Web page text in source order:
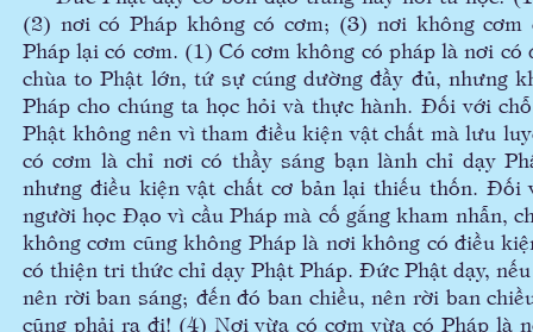
(2) nơi có Pháp không có cơm; (3) nơi không
Pháp lại có cơm. (1) Có cơm không có pháp là nơi
chùa to Phật lớn, tứ sự cúng dường đầy đủ, nhưng
Pháp cho chúng ta học hỏi và thực hành. Đối với
Phật không nên vì tham điều kiện vật chất mà lưu
có cơm là chỉ nơi có thầy sáng bạn lành chỉ dạy
nhưng điều kiện vật chất cơ bản lại thiếu thốn. Đối
người học Đạo vì cầu Pháp mà cố gắng kham nhẫn,
không cơm cũng không Pháp là nơi không có điều
có thiện tri thức chỉ dạy Phật Pháp. Đức Phật dạy,
nên rời ban sáng; đến đó ban chiều, nên rời ban
cũng phải ra đi! (4) Nơi vừa có cơm vừa có Pháp là